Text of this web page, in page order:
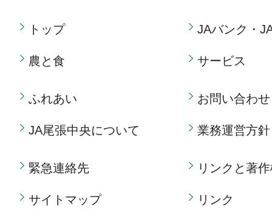
トップ
農と食
JAバンク・
サービス
ふれあい
JA尾張中央について
お問い合わせ
業務運営方針
緊急連絡先
サイトマップ
リンクと著
リンク